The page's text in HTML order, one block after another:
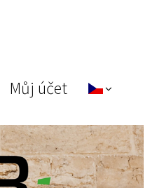
Můj účet